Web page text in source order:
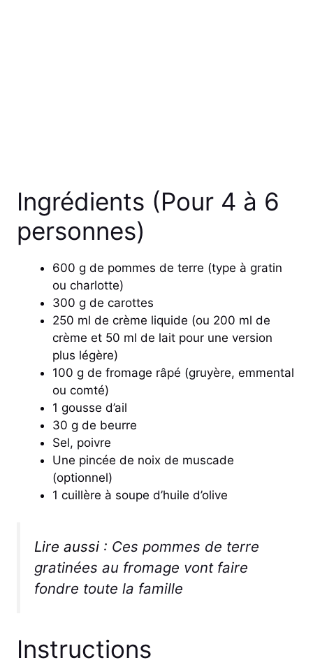
Ingrédients (Pour 4 à 6
personnes)
600 g de pommes de terre (type à gratin
ou charlotte)
300 g de carottes
250 ml de crème liquide (ou 200 ml de
crème et 50 ml de lait pour une version
plus légère)
100 g de fromage râpé (gruyère, emmental
ou comté)
1 gousse d’ail
30 g de beurre
Sel, poivre
Une pincée de noix de muscade
(optionnel)
1 cuillère à soupe d’huile d’olive
Lire aussi : Ces pommes de terre
gratinées au fromage vont faire
fondre toute la famille
Instructions